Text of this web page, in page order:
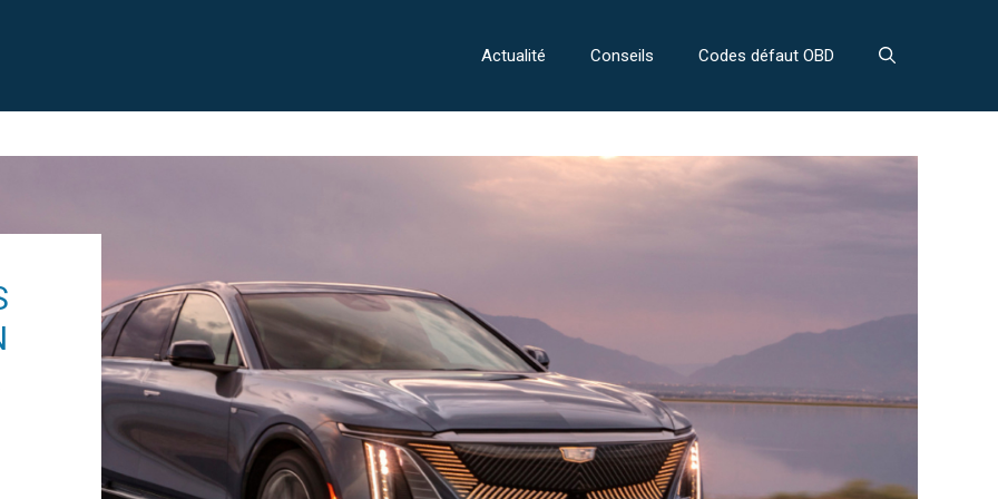
Actualité Conseils Codes défaut OBD